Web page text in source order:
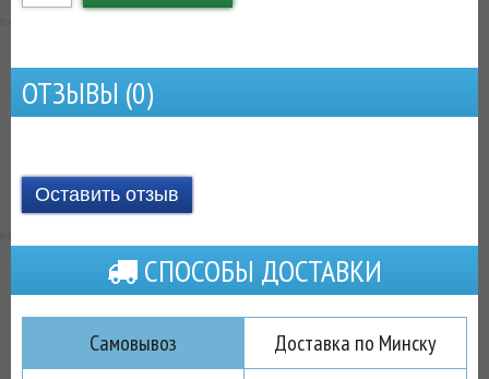
ОТЗЫВЫ (0)
Оставить отзыв
СПОСОБЫ ДОСТАВКИ
Самовывоз
Доставка по Минску